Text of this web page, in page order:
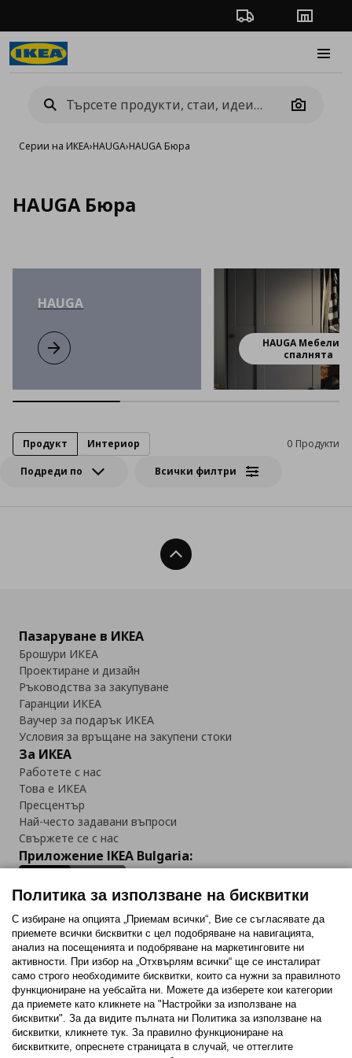
Проследяване на
Camera
Серии на ИКЕА›HAUGA›HAUGA Бюра
HAUGA Бюра
HAUGA
HAUGA
HAUGA Мебели
спалнята
Подреди по Всички филтри
0 Продукти
Продукт Интериор
Нагоре
Пазаруване в ИКЕА
Брошури ИКЕА
Проектиране и дизайн
Ръководства за закупуване
Гаранции ИКЕА
Ваучер за подарък ИКЕА
Условия за връщане на закупени стоки
За ИКЕА
Работете с нас
Това е ИКЕА
Пресцентър
Най-често задавани въпроси
Свържете се с нас
Приложение IKEA Bulgaria:
Последвайте ни:
FacebookTwitterYoutubePinterestInstagram
Политика за използване на бисквитки
С избиране на опцията „Приемам всички“, Вие се съгласявате да
приемете всички бисквитки с цел подобряване на навигацията,
анализ на посещенията и подобряване на маркетинговите ни
активности. При избор на „Отхвърлям всички“ ще се инсталират
само строго необходимитe бисквитки, които са нужни за правилното
функциониране на уебсайта ни. Можете да изберете кои категории
да приемете като кликнете на "Настройки за използване на
бисквитки". За да видите пълната ни Политика за използване на
бисквитки, кликнете тук. За правилно функциониране на
бисквитките, опреснете страницата в случай, че оттеглите